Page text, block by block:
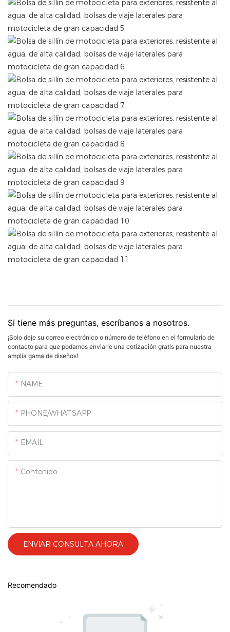
Si tiene más preguntas, escríbanos a nosotros.
¡Solo deje su correo electrónico o número de teléfono en el formulario de
contacto para que podamos enviarle una cotización gratis para nuestra
amplia gama de diseños!
NAME
PHONE/WHATSAPP
EMAIL
Contenido
ENVIAR CONSULTA AHORA
Recomendado